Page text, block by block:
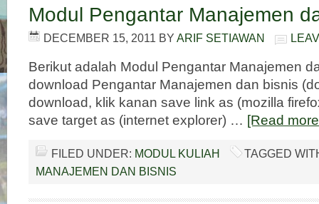
Modul Pengantar Manajemen
DECEMBER 15, 2011 BY ARIF SETIAWAN
Berikut adalah Modul Pengantar Manajemen
download Pengantar Manajemen dan bisnis
download, klik kanan save link as (mozilla
save target as (internet explorer) … [Read
FILED UNDER: MODUL KULIAH
TAGGED
MANAJEMEN DAN BISNIS